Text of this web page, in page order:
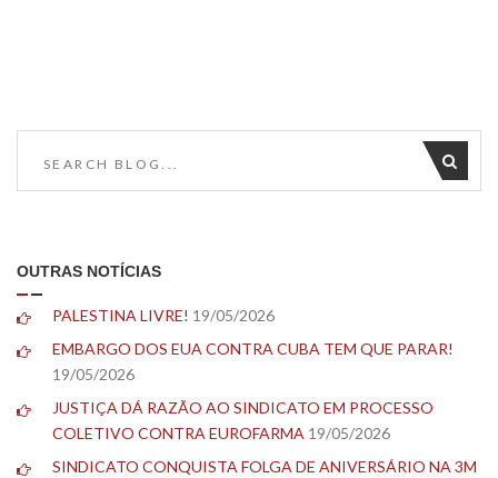
OUTRAS NOTÍCIAS
PALESTINA LIVRE! 19/05/2026
EMBARGO DOS EUA CONTRA CUBA TEM QUE PARAR!
19/05/2026
JUSTIÇA DÁ RAZÃO AO SINDICATO EM PROCESSO
COLETIVO CONTRA EUROFARMA 19/05/2026
SINDICATO CONQUISTA FOLGA DE ANIVERSÁRIO NA 3M